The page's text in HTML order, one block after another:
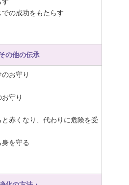
の成功をもたらす
の他の伝承
お守り
守り
赤くなり、代わりに危険を受
を守る